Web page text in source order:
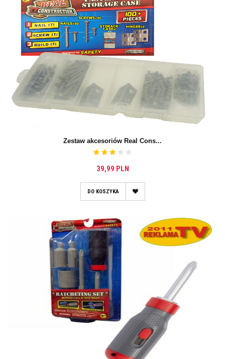
Zestaw akcesoriów Real Cons...
39,99 PLN
DO KOSZYKA